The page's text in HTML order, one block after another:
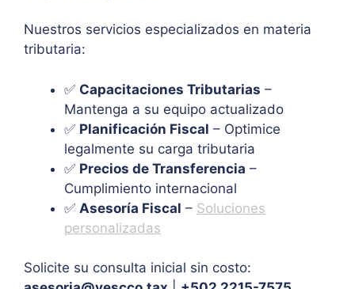
Nuestros servicios especializados en materia
tributaria:
✅ Capacitaciones Tributarias –
Mantenga a su equipo actualizado
✅ Planificación Fiscal – Optimice
legalmente su carga tributaria
✅ Precios de Transferencia –
Cumplimiento internacional
✅ Asesoría Fiscal – Soluciones
personalizadas
Solicite su consulta inicial sin costo: